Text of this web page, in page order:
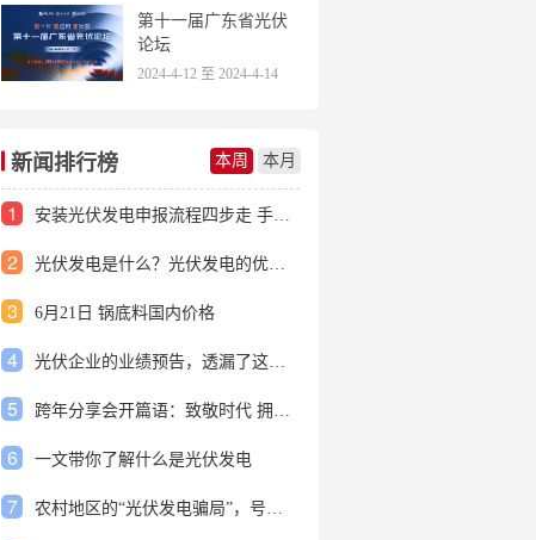
第十一届广东省光伏
论坛
2024-4-12 至 2024-4-14
新闻排行榜 本周 本月
1 安装光伏发电申报流程四步走 手把手教你装起光伏电站
2 光伏发电是什么？光伏发电的优缺点有哪些？
3 6月21日 锅底料国内价格
4 光伏企业的业绩预告，透漏了这些信号
5 跨年分享会开篇语：致敬时代 拥抱变革
6 一文带你了解什么是光伏发电
7 农村地区的“光伏发电骗局”，号称能用屋顶赚钱，不少人已经上当